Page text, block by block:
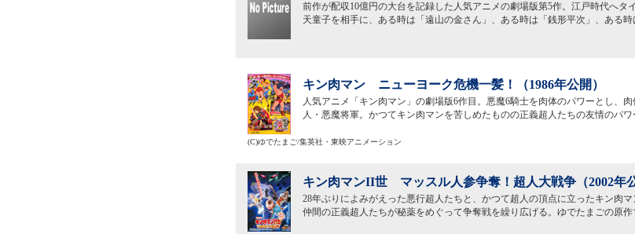
前作が配収10億円の大台を記録した人気アニメの劇場版第5作。江戸時代へタ
天童子を相手に、ある時は「遠山の金さん」、ある時は「銭形平次」、ある時
キン肉マン ニューヨーク危機一髪！（1986年公開）
人気アニメ「キン肉マン」の劇場版6作目。悪魔6騎士を肉体のパワーとし、
人・悪魔将軍。かつてキン肉マンを苦しめたものの正義超人たちの友情のパワ
(C)ゆでたまご/集英社・東映アニメーション
キン肉マンII世 マッスル人参争奪！超人大戦争（2002年公
28年ぶりによみがえった悪行超人たちと、かつて超人の頂点に立ったキン肉
仲間の正義超人たちが秘薬をめぐって争奪戦を繰り広げる。ゆでたまごの原作